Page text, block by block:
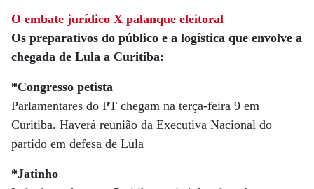
O embate jurídico X palanque eleitoral
Os preparativos do público e a logística que envolve a
chegada de Lula a Curitiba:
*Congresso petista
Parlamentares do PT chegam na terça-feira 9 em
Curitiba. Haverá reunião da Executiva Nacional do
partido em defesa de Lula
*Jatinho